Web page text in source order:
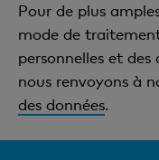
Pour de plus
mode de
personnelles et des
nous renvoyons à
des données.